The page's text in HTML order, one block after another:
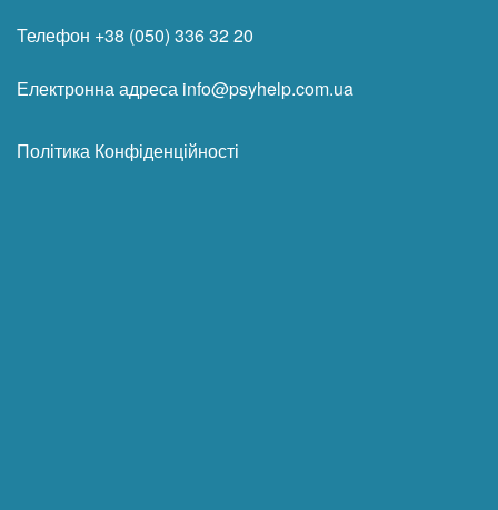
Телефон +38 (050) 336 32 20
Електронна адреса info@psyhelp.com.ua
Політика Конфіденційності